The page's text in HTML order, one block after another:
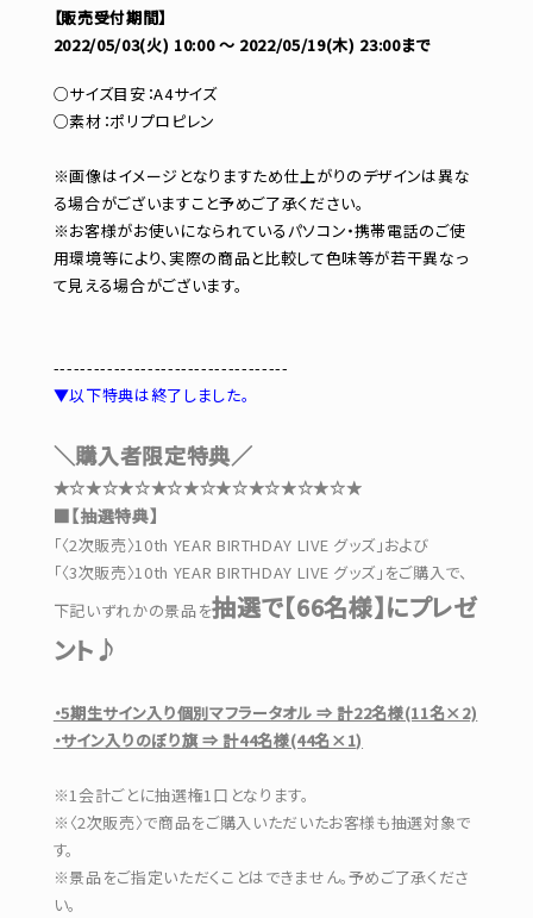
【販売受付期間】
2022/05/03(火) 10:00 ～ 2022/05/19(木) 23:00まで
○サイズ目安：A4サイズ
○素材：ポリプロピレン
※画像はイメージとなりますため仕上がりのデザインは異な
る場合がございますこと予めご了承ください。
※お客様がお使いになられているパソコン・携帯電話のご使
用環境等により、実際の商品と比較して色味等が若干異なっ
て見える場合がございます。
-----------------------------------
▼以下特典は終了しました。
＼購入者限定特典／
★☆★☆★☆★☆★☆★☆★☆★☆★☆★
■【抽選特典】
「〈2次販売〉10th YEAR BIRTHDAY LIVE グッズ」および
「〈3次販売〉10th YEAR BIRTHDAY LIVE グッズ」をご購入で、
下記いずれかの景品を抽選で【66名様】にプレゼ
ント♪
・5期生サイン入り個別マフラータオル ⇒ 計22名様(11名×2)
・サイン入りのぼり旗 ⇒ 計44名様(44名×1)
※1会計ごとに抽選権1口となります。
※〈2次販売〉で商品をご購入いただいたお客様も抽選対象で
す。
※景品をご指定いただくことはできません。予めご了承くださ
い。